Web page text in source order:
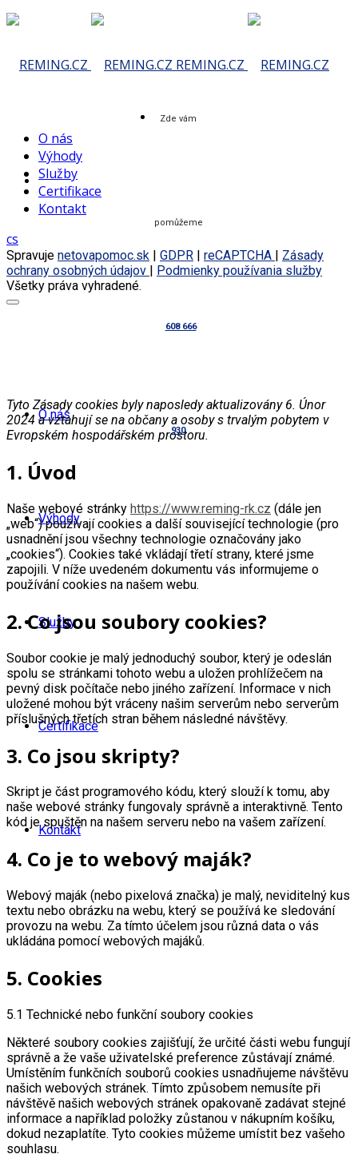
Skip
REMING.CZ
Zde vám
pomůžeme
608 666
930
O nás
Výhody
Služby
Certifikace
Kontakt
O nás
Výhody
Služby
Certifikace
Kontakt
cs
Spravuje netovapomoc.sk | GDPR | reCAPTCHA | Zásady
ochrany osobných údajov | Podmienky používania služby
Všetky práva vyhradené.
Tyto Zásady cookies byly naposledy aktualizovány 6. Únor
2024 a vztahují se na občany a osoby s trvalým pobytem v
Evropském hospodářském prostoru.
1. Úvod
Naše webové stránky https://www.reming-rk.cz (dále jen
„web“) používají cookies a další související technologie (pro
usnadnění jsou všechny technologie označovány jako
„cookies“). Cookies také vkládají třetí strany, které jsme
zapojili. V níže uvedeném dokumentu vás informujeme o
používání cookies na našem webu.
2. Co jsou soubory cookies?
Soubor cookie je malý jednoduchý soubor, který je odeslán
spolu se stránkami tohoto webu a uložen prohlížečem na
pevný disk počítače nebo jiného zařízení. Informace v nich
uložené mohou být vráceny našim serverům nebo serverům
příslušných třetích stran během následné návštěvy.
3. Co jsou skripty?
Skript je část programového kódu, který slouží k tomu, aby
naše webové stránky fungovaly správně a interaktivně. Tento
kód je spuštěn na našem serveru nebo na vašem zařízení.
4. Co je to webový maják?
Webový maják (nebo pixelová značka) je malý, neviditelný kus
textu nebo obrázku na webu, který se používá ke sledování
provozu na webu. Za tímto účelem jsou různá data o vás
ukládána pomocí webových majáků.
5. Cookies
5.1 Technické nebo funkční soubory cookies
Některé soubory cookies zajišťují, že určité části webu fungují
správně a že vaše uživatelské preference zůstávají známé.
Umístěním funkčních souborů cookies usnadňujeme návštěvu
našich webových stránek. Tímto způsobem nemusíte při
návštěvě našich webových stránek opakovaně zadávat stejné
informace a například položky zůstanou v nákupním košíku,
dokud nezaplatíte. Tyto cookies můžeme umístit bez vašeho
souhlasu.